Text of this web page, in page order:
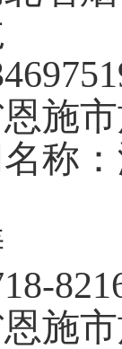
施
称
施